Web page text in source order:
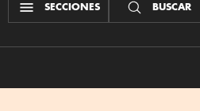
SECCIONES BUSCAR